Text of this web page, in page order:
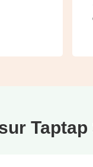
Taptap